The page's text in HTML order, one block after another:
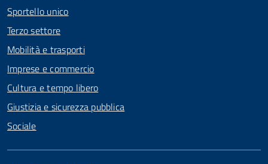
Sportello unico
Terzo settore
Mobilità e trasporti
Imprese e commercio
Cultura e tempo libero
Giustizia e sicurezza pubblica
Sociale